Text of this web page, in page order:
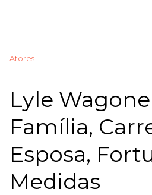
Atores
Lyle
Família,
Esposa,
Medidas